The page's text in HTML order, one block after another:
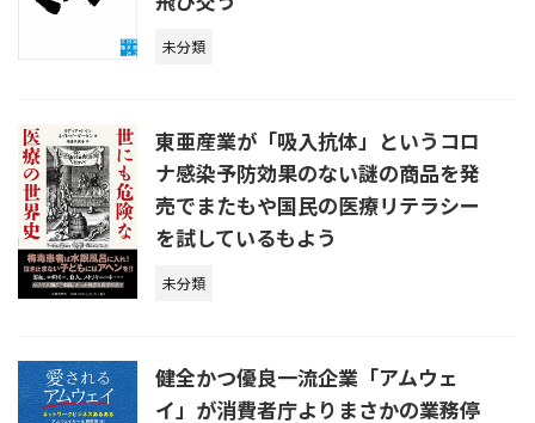
未分類
東亜産業が「吸入抗体」というコロ
ナ感染予防効果のない謎の商品を発
売でまたもや国民の医療リテラシー
を試しているもよう
未分類
健全かつ優良一流企業「アムウェ
イ」が消費者庁よりまさかの業務停